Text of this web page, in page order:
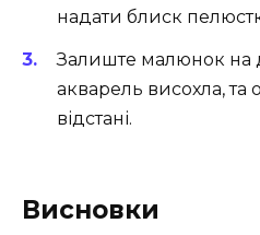
надати блиск
Залиште малюнок на
акварель висохла, та
відстані.
Висновки